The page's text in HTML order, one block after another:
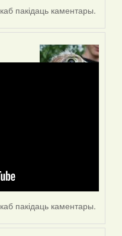
каб пакідаць каментары.
каб пакідаць каментары.